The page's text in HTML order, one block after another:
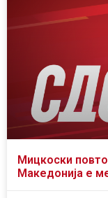
Мицкоски
Македонија е